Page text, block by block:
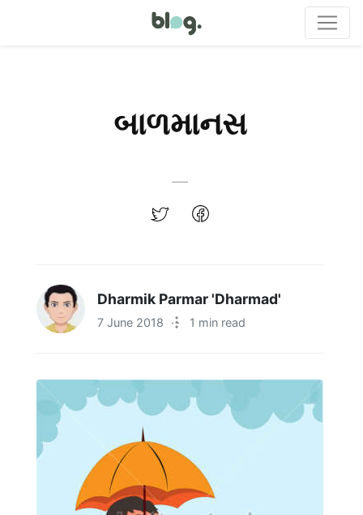
બાળમાનસ
Dharmik Parmar 'Dharmad'
7 June 2018 · 1 min read